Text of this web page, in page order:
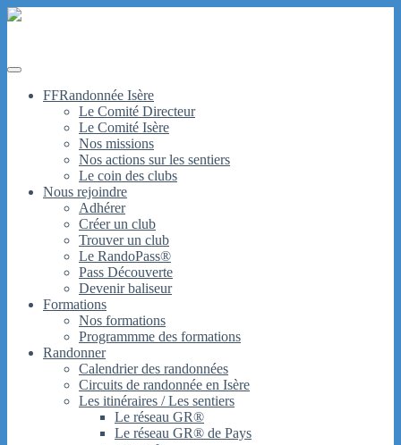
FFRandonnée Isère
Le Comité Directeur
Le Comité Isère
Nos missions
Nos actions sur les sentiers
Le coin des clubs
Nous rejoindre
Adhérer
Créer un club
Trouver un club
Le RandoPass®
Pass Découverte
Devenir baliseur
Formations
Nos formations
Programmme des formations
Randonner
Calendrier des randonnées
Circuits de randonnée en Isère
Les itinéraires / Les sentiers
Le réseau GR®
Le réseau GR® de Pays